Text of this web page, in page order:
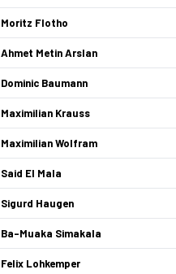
Moritz Flotho
Ahmet Metin Arslan
Dominic Baumann
Maximilian Krauss
Maximilian Wolfram
Said El Mala
Sigurd Haugen
Ba-Muaka Simakala
Felix Lohkemper